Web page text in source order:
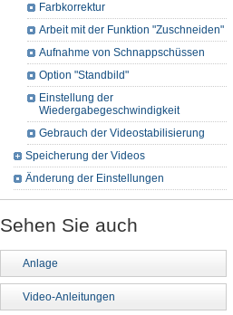
Farbkorrektur
Arbeit mit der Funktion "Zuschneiden"
Aufnahme von Schnappschüssen
Option "Standbild"
Einstellung der
Wiedergabegeschwindigkeit
Gebrauch der Videostabilisierung
Speicherung der Videos
Änderung der Einstellungen
Sehen Sie auch
Anlage
Video-Anleitungen